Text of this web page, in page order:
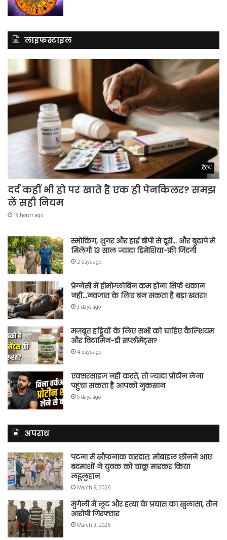
लाइफस्टाइल
हेल्थ
दर्द कहीं भी हो पर खाते हैं एक ही पेनकिलर? समझ
लें सही नियम
13 hours ago
स्मोकिंग, शुगर और हाई बीपी से दूरी… और बुढ़ापे में
मिलेगी 13 साल ज्यादा डिमेंशिया-फ्री जिंदगी
2 days ago
प्रेग्नेंसी में हीमोग्लोबिन कम होना सिर्फ थकान
नहीं…नवजात के लिए बन सकता है बड़ा खतरा!
3 days ago
मजबूत हड्डियों के लिए सभी को चाहिए कैल्शियम
और विटामिन-डी सप्लीमेंट्स?
4 days ago
एक्सरसाइज नहीं करते, तो ज्यादा प्रोटीन लेना
पहुंचा सकता है आपको नुकसान
5 days ago
अपराध
पटना में खौफनाक वारदात: मोबाइल छीनने आए
बदमाशों ने युवक को चाकू मारकर किया
लहूलुहान
March 9, 2026
मुंगेली में लूट और हत्या के प्रयास का खुलासा, तीन
आरोपी गिरफ्तार
March 3, 2026